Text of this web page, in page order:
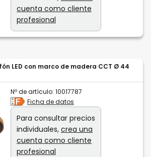
cuenta como cliente
profesional
LED con marco de madera CCT Ø 44
Nº de artículo: 10017787
Ficha de datos
Para consultar precios
individuales, crea una
cuenta como cliente
profesional